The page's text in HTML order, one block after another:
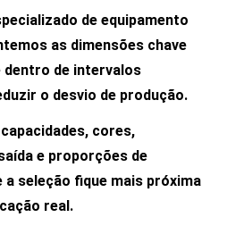
de equipamento
as dimensões chave
dentro de intervalos
o desvio de produção.
cores,
e proporções de
a seleção fique mais próxima
real.